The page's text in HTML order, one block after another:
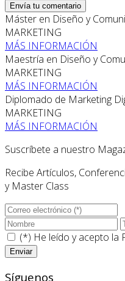
Envía tu comentario
Máster en Diseño y
MARKETING
MÁS INFORMACIÓN
Maestría en Diseño y
MARKETING
MÁS INFORMACIÓN
Diplomado de Marketing
MARKETING
MÁS INFORMACIÓN
Suscríbete a nuestro
Recibe Artículos,
y Master Class
(*) He leído y acepto la
Síguenos